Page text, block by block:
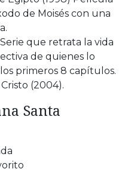
de Moisés con una
Serie que retrata la vida
de quienes lo
primeros 8 capítulos.
(2004).
Santa